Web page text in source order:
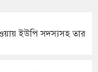
ইউপি সদস্যসহ তার